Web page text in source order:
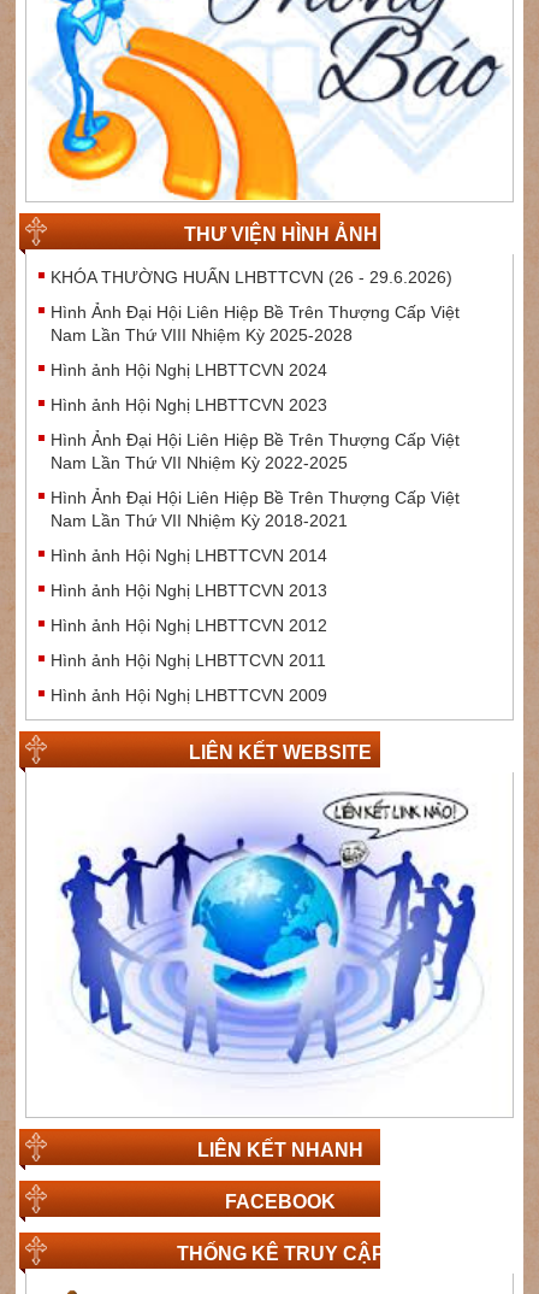
THƯ VIỆN HÌNH ẢNH
KHÓA THƯỜNG HUẤN LHBTTCVN (26 - 29.6.2026)
Hình Ảnh Đại Hội Liên Hiệp Bề Trên Thượng Cấp Việt
Nam Lần Thứ VIII Nhiệm Kỳ 2025-2028
Hình ảnh Hội Nghị LHBTTCVN 2024
Hình ảnh Hội Nghị LHBTTCVN 2023
Hình Ảnh Đại Hội Liên Hiệp Bề Trên Thượng Cấp Việt
Nam Lần Thứ VII Nhiệm Kỳ 2022-2025
Hình Ảnh Đại Hội Liên Hiệp Bề Trên Thượng Cấp Việt
Nam Lần Thứ VII Nhiệm Kỳ 2018-2021
Hình ảnh Hội Nghị LHBTTCVN 2014
Hình ảnh Hội Nghị LHBTTCVN 2013
Hình ảnh Hội Nghị LHBTTCVN 2012
Hình ảnh Hội Nghị LHBTTCVN 2011
Hình ảnh Hội Nghị LHBTTCVN 2009
LIÊN KẾT WEBSITE
LIÊN KẾT NHANH
FACEBOOK
THỐNG KÊ TRUY CẬP